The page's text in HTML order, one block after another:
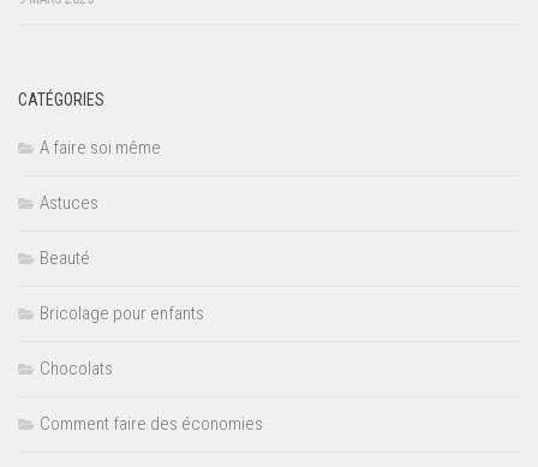
CATÉGORIES
A faire soi même
Astuces
Beauté
Bricolage pour enfants
Chocolats
Comment faire des économies